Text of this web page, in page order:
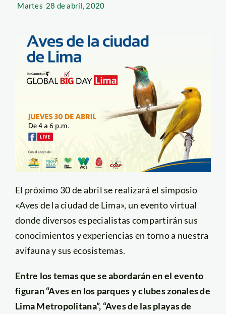
Martes 28 de abril, 2020
El próximo 30 de abril se realizará el simposio
«Aves de la ciudad de Lima», un evento virtual
donde diversos especialistas compartirán sus
conocimientos y experiencias en torno a nuestra
avifauna y sus ecosistemas.
Entre los temas que se abordarán en el evento
figuran “Aves en los parques y clubes zonales de
Lima Metropolitana”, “Aves de las playas de